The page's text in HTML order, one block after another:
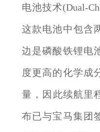
电池技术(Dual-
这款电池中包含
边是磷酸铁锂电
度更高的化学成
量，因此续航里
布已与宝马集团